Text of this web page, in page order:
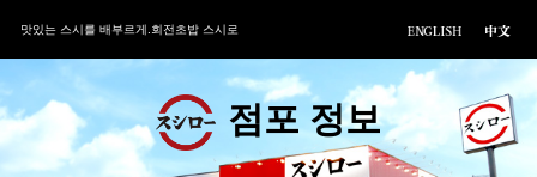
맛있는 스시를 배부르게.회전초밥 스시로
점포 정보